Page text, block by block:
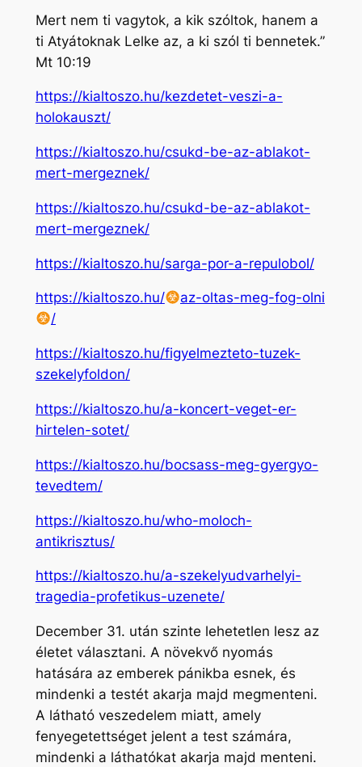
Mert nem ti vagytok, a kik szóltok, hanem a
ti Atyátoknak Lelke az, a ki szól ti bennetek.”
Mt 10:19
https://kialtoszo.hu/kezdetet-veszi-a-
holokauszt/
https://kialtoszo.hu/csukd-be-az-ablakot-
mert-mergeznek/
https://kialtoszo.hu/csukd-be-az-ablakot-
mert-mergeznek/
https://kialtoszo.hu/sarga-por-a-repulobol/
https://kialtoszo.hu/
az-oltas-meg-fog-olni
/
https://kialtoszo.hu/figyelmezteto-tuzek-
szekelyfoldon/
https://kialtoszo.hu/a-koncert-veget-er-
hirtelen-sotet/
https://kialtoszo.hu/bocsass-meg-gyergyo-
tevedtem/
https://kialtoszo.hu/who-moloch-
antikrisztus/
https://kialtoszo.hu/a-szekelyudvarhelyi-
tragedia-profetikus-uzenete/
December 31. után szinte lehetetlen lesz az
életet választani. A növekvő nyomás
hatására az emberek pánikba esnek, és
mindenki a testét akarja majd megmenteni.
A látható veszedelem miatt, amely
fenyegetettséget jelent a test számára,
mindenki a láthatókat akarja majd menteni.